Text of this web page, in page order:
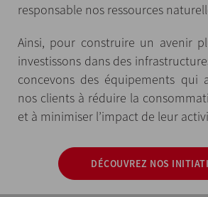
responsable nos ressources
Ainsi, pour construire un avenir
investissons dans des
concevons des équipements qui
nos clients à réduire la
et à minimiser l’impact de leur
DÉCOUVREZ NOS